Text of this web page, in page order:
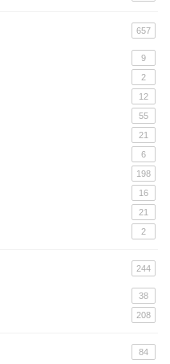
657
9
2
12
55
21
6
198
16
21
2
244
38
208
84